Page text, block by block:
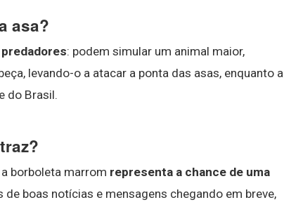
asa?
: podem simular um animal maior,
levando-o a atacar a ponta das asas, enquanto a
do Brasil.
borboleta marrom representa a chance de uma
de boas notícias e mensagens chegando em breve,